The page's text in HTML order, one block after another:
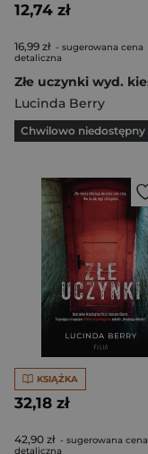
12,74 zł
16,99 zł - sugerowana cena
detaliczna
Lucinda Berry
Chwilowo niedostępny
KSIĄŻKA
32,18 zł
42,90 zł - sugerowana cena
detaliczna